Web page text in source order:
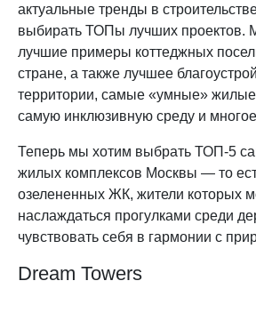
актуальные тренды в
выбирать ТОПы лучших проектов.
лучшие примеры коттеджных
стране, а также лучшее
территории, самые «умные»
самую инклюзивную среду и
Теперь мы хотим выбрать ТОП-5
жилых комплексов Москвы — то
озелененных ЖК, жители которых
наслаждаться прогулками среди
чувствовать себя в гармонии с
Dream Towers